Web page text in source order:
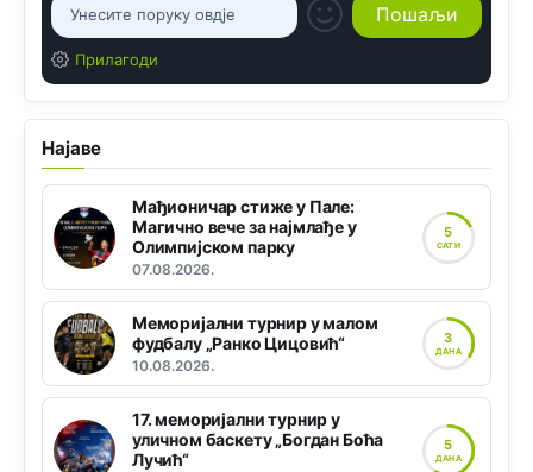
Прилагоди
Најаве
Мађионичар стиже у Пале:
Магично вече за најмлађе у
Олимпијском парку
07.08.2026.
5
САТИ
Меморијални турнир у малом
фудбалу „Ранко Цицовић“
10.08.2026.
3
ДАНА
17. меморијални турнир у
уличном баскету „Богдан Боћа
Лучић“
5
ДАНА